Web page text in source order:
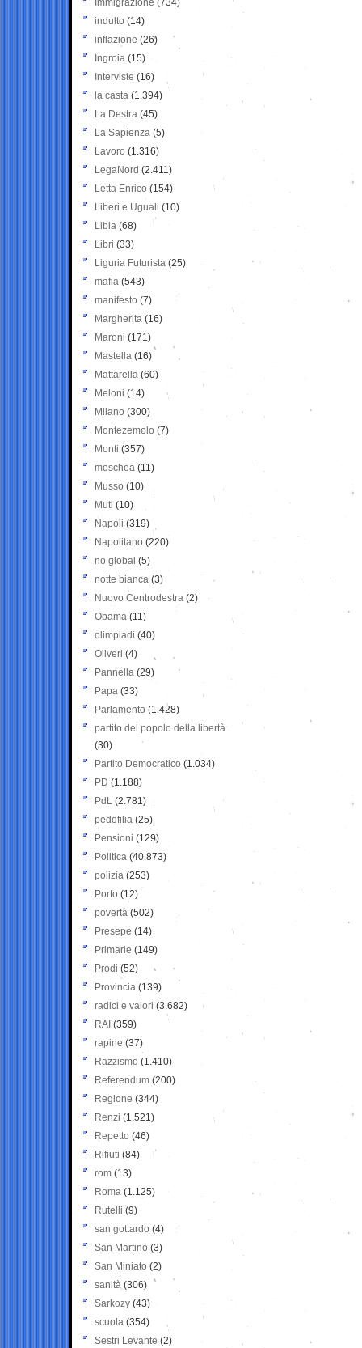
Immigrazione (734)
indulto (14)
inflazione (26)
Ingroia (15)
Interviste (16)
la casta (1.394)
La Destra (45)
La Sapienza (5)
Lavoro (1.316)
LegaNord (2.411)
Letta Enrico (154)
Liberi e Uguali (10)
Libia (68)
Libri (33)
Liguria Futurista (25)
mafia (543)
manifesto (7)
Margherita (16)
Maroni (171)
Mastella (16)
Mattarella (60)
Meloni (14)
Milano (300)
Montezemolo (7)
Monti (357)
moschea (11)
Musso (10)
Muti (10)
Napoli (319)
Napolitano (220)
no global (5)
notte bianca (3)
Nuovo Centrodestra (2)
Obama (11)
olimpiadi (40)
Oliveri (4)
Pannella (29)
Papa (33)
Parlamento (1.428)
partito del popolo della libertà
(30)
Partito Democratico (1.034)
PD (1.188)
PdL (2.781)
pedofilia (25)
Pensioni (129)
Politica (40.873)
polizia (253)
Porto (12)
povertà (502)
Presepe (14)
Primarie (149)
Prodi (52)
Provincia (139)
radici e valori (3.682)
RAI (359)
rapine (37)
Razzismo (1.410)
Referendum (200)
Regione (344)
Renzi (1.521)
Repetto (46)
Rifiuti (84)
rom (13)
Roma (1.125)
Rutelli (9)
san gottardo (4)
San Martino (3)
San Miniato (2)
sanità (306)
Sarkozy (43)
scuola (354)
Sestri Levante (2)